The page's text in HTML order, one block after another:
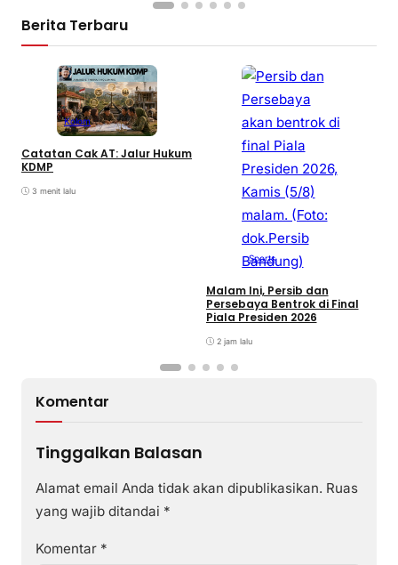
Berita Terbaru
Kolom
Catatan Cak AT: Jalur Hukum
KDMP
3 menit lalu
Sports
Malam Ini, Persib dan
Persebaya Bentrok di Final
Piala Presiden 2026
2 jam lalu
Komentar
Tinggalkan Balasan
Alamat email Anda tidak akan dipublikasikan. Ruas
yang wajib ditandai *
Komentar *